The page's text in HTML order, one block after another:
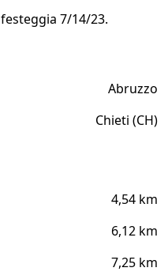
7/14/23.
Abruzzo
Chieti (CH)
4,54 km
6,12 km
7,25 km